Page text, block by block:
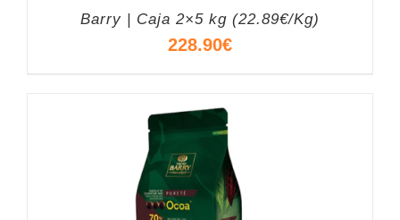
Barry | Caja 2×5 kg (22.89€/Kg)
228.90€